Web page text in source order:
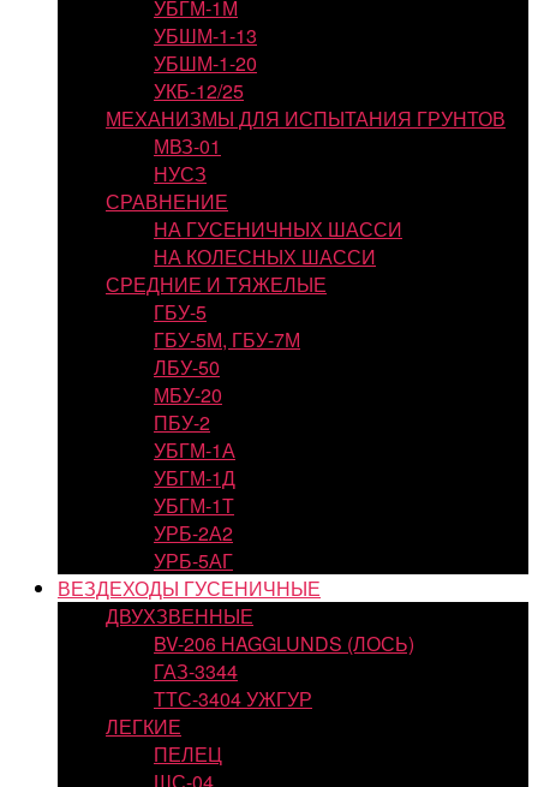
УБГМ-1М
УБШМ-1-13
УБШМ-1-20
УКБ-12/25
МЕХАНИЗМЫ ДЛЯ ИСПЫТАНИЯ ГРУНТОВ
МВЗ-01
НУСЗ
СРАВНЕНИЕ
НА ГУСЕНИЧНЫХ ШАССИ
НА КОЛЕСНЫХ ШАССИ
СРЕДНИЕ И ТЯЖЕЛЫЕ
ГБУ-5
ГБУ-5М, ГБУ-7М
ЛБУ-50
МБУ-20
ПБУ-2
УБГМ-1А
УБГМ-1Д
УБГМ-1Т
УРБ-2А2
УРБ-5АГ
ВЕЗДЕХОДЫ ГУСЕНИЧНЫЕ
ДВУХЗВЕННЫЕ
BV-206 HAGGLUNDS (ЛОСЬ)
ГАЗ-3344
ТТС-3404 УЖГУР
ЛЕГКИЕ
ПЕЛЕЦ